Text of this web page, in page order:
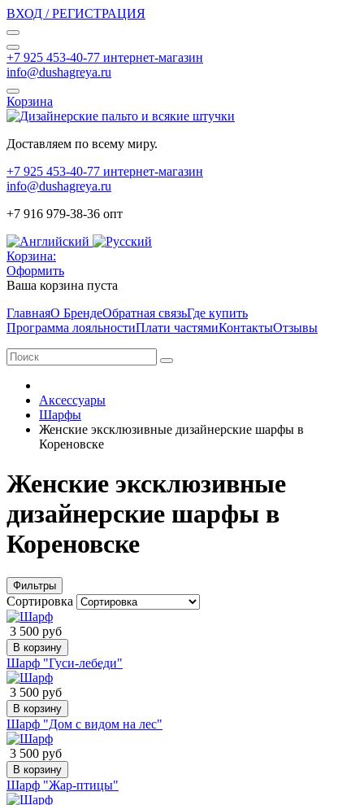
ВХОД / РЕГИСТРАЦИЯ
+7 925 453-40-77 интернет-магазин
info@dushagreya.ru
Корзина
Доставляем по всему миру.
+7 925 453-40-77 интернет-магазин
info@dushagreya.ru
+7 916 979-38-36 опт
Корзина:
Оформить
Ваша корзина пуста
ГлавнаяО БрендеОбратная связьГде купить
Программа лояльностиПлати частямиКонтактыОтзывы
Аксессуары
Шарфы
Женские эксклюзивные дизайнерские шарфы в
Кореновске
Женские эксклюзивные
дизайнерские шарфы в
Кореновске
Фильтры
Сортировка
3 500 руб
В корзину
Шарф "Гуси-лебеди"
3 500 руб
В корзину
Шарф "Дом с видом на лес"
3 500 руб
В корзину
Шарф "Жар-птицы"